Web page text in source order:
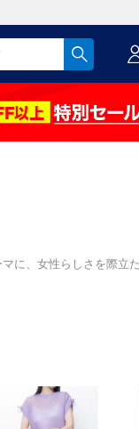
に、女性らしさを際立